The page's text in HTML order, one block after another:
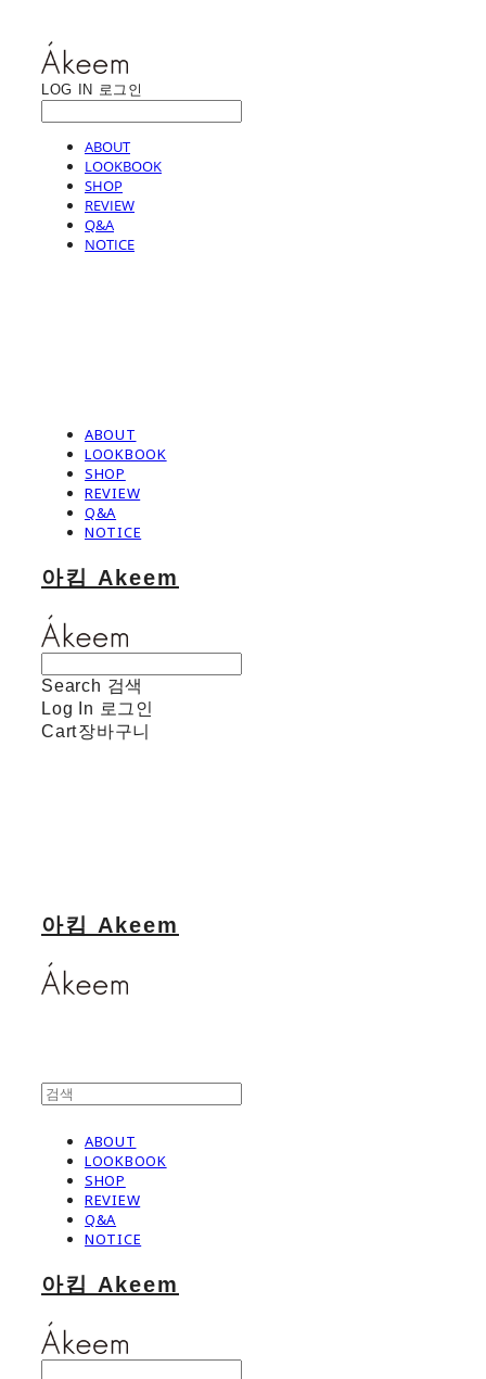
LOG IN 로그인
ABOUT
LOOKBOOK
SHOP
REVIEW
Q&A
NOTICE
ABOUT
LOOKBOOK
SHOP
REVIEW
Q&A
NOTICE
아킴 Akeem
Search 검색
Log In 로그인
Cart장바구니
아킴 Akeem
ABOUT
LOOKBOOK
SHOP
REVIEW
Q&A
NOTICE
아킴 Akeem